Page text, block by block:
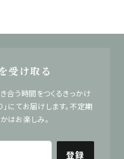
受け取る
合う時間をつくるきっかけ
」にてお届けします。不定期
はお楽しみ。
登録